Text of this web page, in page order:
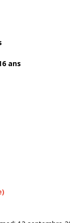
ans